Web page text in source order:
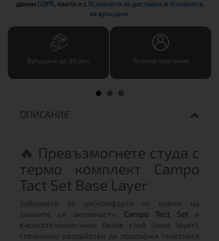
данни GDPR, както и сУсловията за доставка иУсловията
за връщане.
Връщане до 30 дни Лоялна програма
ОПИСАНИЕ
🔥 Превъзмогнете студа с
термо комплект Campo
Tact Set Base Layer
Забравете за дискомфорта по време на
зимните си активности. Campo Tact Set е
високотехнологичен базов слой (base layer),
специално разработен да поддържа телесната